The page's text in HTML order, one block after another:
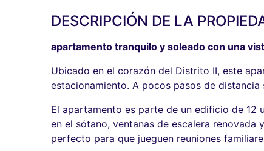
DESCRIPCIÓN DE LA
apartamento tranquilo y soleado con una
Ubicado en el corazón del Distrito II, este
estacionamiento. A pocos pasos de
El apartamento es parte de un edificio de 12
en el sótano, ventanas de escalera
perfecto para que jueguen reuniones